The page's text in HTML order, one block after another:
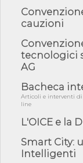
05/08/26 - DL
fiducia...
05/08/26 -
amminist...
05/08/26 - Anac:
2 s...
05/08/26 -
Professioni ...
05/08/26 -
05/08/26 -
Campa...
cauzioni
tecnologici
AG
Bacheca
Articoli e interventi
line
L'OICE e la
Smart City:
Intelligenti